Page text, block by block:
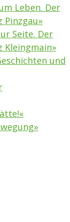
Leben. Der
Pinzgau»
Seite. Der
Kleingmain»
und